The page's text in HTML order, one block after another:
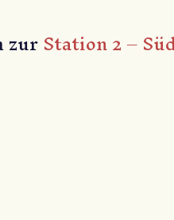
zurStation 2 –